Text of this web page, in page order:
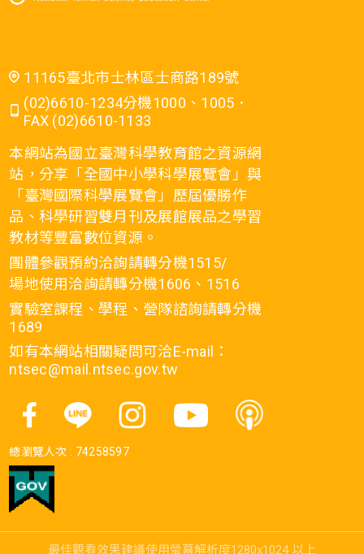
11165臺北市士林區士商路189號
(02)6610-1234分機1000、1005．
FAX (02)6610-1133
本網站為國立臺灣科學教育館之資源網
站，分享「全國中小學科學展覽會」與
「臺灣國際科學展覽會」歷屆優勝作
品、科學研習雙月刊及展館展品之學習
教材等豐富數位資源。
團體參觀預約洽詢請轉分機1515/
場地使用洽詢請轉分機1606、1516
實驗室課程、學程、營隊諮詢請轉分機
1689
如有本網站相關疑問可洽E-mail：
ntsec@mail.ntsec.gov.tw
總瀏覽人次 : 74258597
最佳觀看效果建議使用螢幕解析度1280x1024 以上